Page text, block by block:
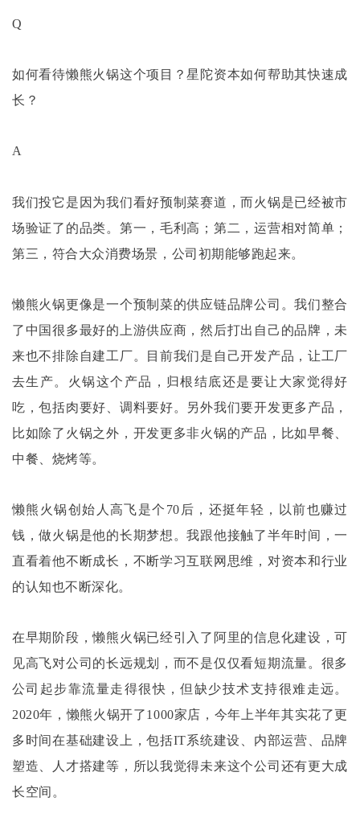
Q
如何看待懒熊火锅这个项目？星陀资本如何帮助其快速成
长？
A
我们投它是因为我们看好预制菜赛道，而火锅是已经被市
场验证了的品类。第一，毛利高；第二，运营相对简单；
第三，符合大众消费场景，公司初期能够跑起来。
懒熊火锅更像是一个预制菜的供应链品牌公司。我们整合
了中国很多最好的上游供应商，然后打出自己的品牌，未
来也不排除自建工厂。目前我们是自己开发产品，让工厂
去生产。火锅这个产品，归根结底还是要让大家觉得好
吃，包括肉要好、调料要好。另外我们要开发更多产品，
比如除了火锅之外，开发更多非火锅的产品，比如早餐、
中餐、烧烤等。
懒熊火锅创始人高飞是个 70后，还挺年轻，以前也赚过
钱，做火锅是他的长期梦想。我跟他接触了半年时间，一
直看着他不断成长，不断学习互联网思维，对资本和行业
的认知也不断深化。
在早期阶段，懒熊火锅已经引入了阿里的信息化建设，可
见高飞对公司的长远规划，而不是仅仅看短期流量。很多
公司起步靠流量走得很快，但缺少技术支持很难走远。
2020年，懒熊火锅开了1000家店，今年上半年其实花了更
多时间在基础建设上，包括IT系统建设、内部运营、品牌
塑造、人才搭建等，所以我觉得未来这个公司还有更大成
长空间。